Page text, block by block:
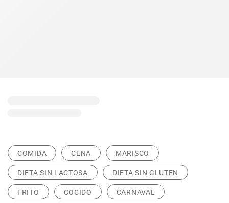
COMIDA CENA MARISCO
DIETA SIN LACTOSA DIETA SIN GLUTEN
FRITO COCIDO CARNAVAL